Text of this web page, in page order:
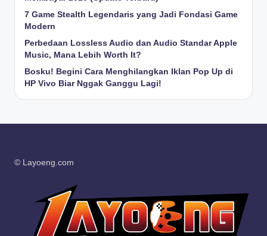
7 Game Stealth Legendaris yang Jadi Fondasi Game
Modern
Perbedaan Lossless Audio dan Audio Standar Apple
Music, Mana Lebih Worth It?
Bosku! Begini Cara Menghilangkan Iklan Pop Up di
HP Vivo Biar Nggak Ganggu Lagi!
© Layoeng.com